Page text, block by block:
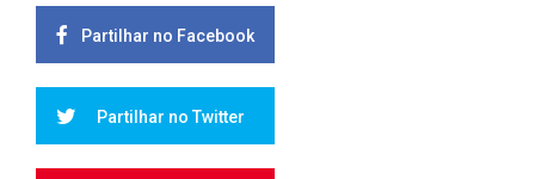
Partilhar no Facebook
Partilhar no Twitter